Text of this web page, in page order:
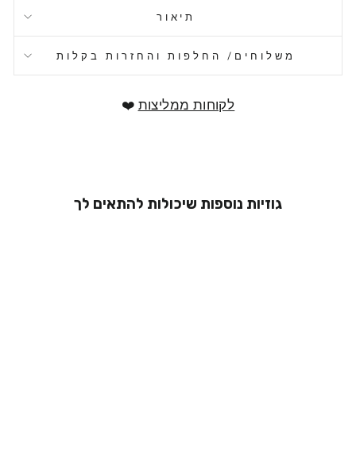
תיאור
משלוחים/ החלפות והחזרות בקלות
לקוחות ממליצות ❤️
גוזיות נוספות שיכולות להתאים לך